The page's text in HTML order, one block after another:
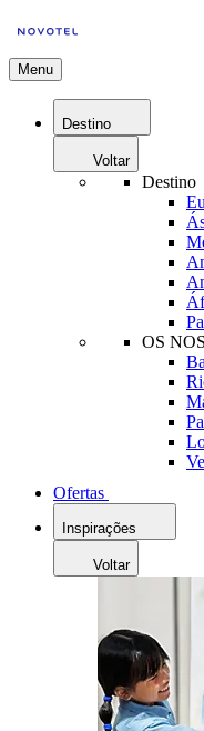
Menu
Destino
Voltar
Destino
OS
Ofertas
Inspirações
Voltar